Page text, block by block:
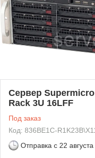
Сервер Supermicro
Rack 3U 16LFF
Под заказ
Код: 836BE1C-
Отправка с 22